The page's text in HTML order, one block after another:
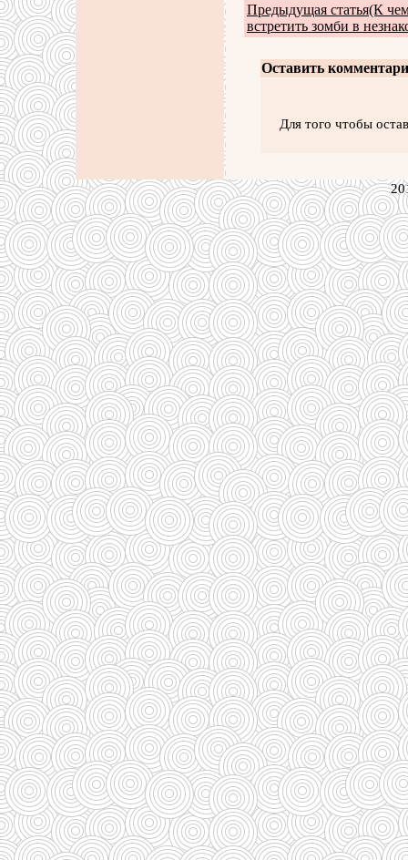
Предыдущая статья(К
встретить зомби в
Оставить
Для того чтобы